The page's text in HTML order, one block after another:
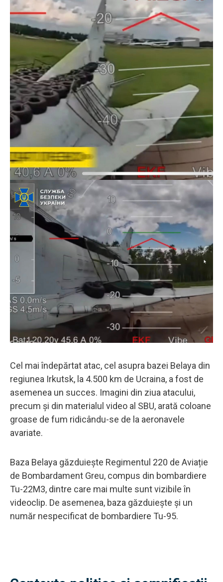
Cel mai îndepărtat atac, cel asupra bazei Belaya din
regiunea Irkutsk, la 4.500 km de Ucraina, a fost de
asemenea un succes. Imagini din ziua atacului,
precum și din materialul video al SBU, arată coloane
groase de fum ridicându-se de la aeronavele
avariate.
Baza Belaya găzduiește Regimentul 220 de Aviație
de Bombardament Greu, compus din bombardiere
Tu-22M3, dintre care mai multe sunt vizibile în
videoclip. De asemenea, baza găzduiește și un
număr nespecificat de bombardiere Tu-95.